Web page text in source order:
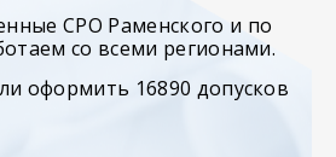
СРО Раменского и по
со всеми регионами.
оформить 16890 допусков